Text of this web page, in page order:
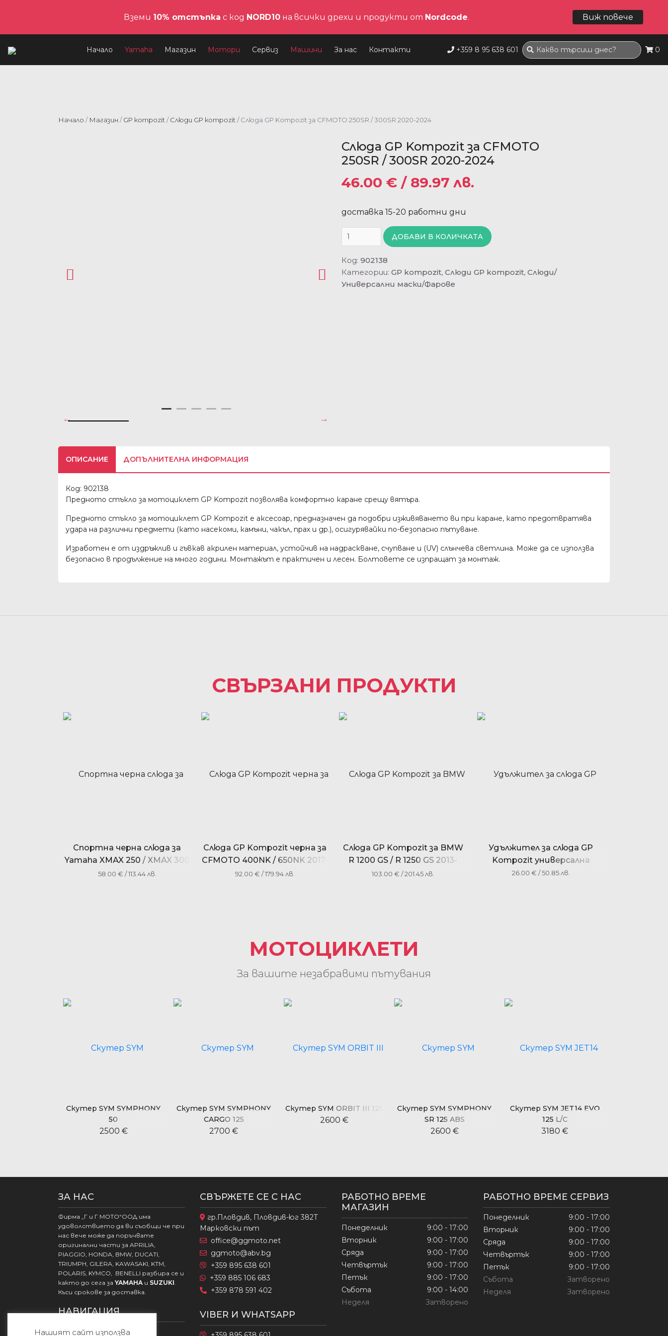
Начало Yamaha Магазин Мотори Сервиз Машини За нас Контакти +359 8 95 638 601 0
Начало / Магазин /GP kompozit /Слюди GP kompozit / Слюда GP Kompozit за CFMOTO 250SR / 300SR 2020-2024
Слюда GP Kompozit за CFMOTO
250SR / 300SR 2020-2024
46.00 € / 89.97 лв.
доставка 15-20 работни дни
ДОБАВИ В КОЛИЧКАТА
Код: 902138
Категории: GP kompozit, Слюди GP kompozit, Слюди/
Универсални маски/Фарове
ОПИСАНИЕ ДОПЪЛНИТЕЛНА ИНФОРМАЦИЯ
Код: 902138
Предното стъкло за мотоциклет GP Kompozit позволява комфортно каране срещу вятъра.
Предното стъкло за мотоциклет GP Kompozit е аксесоар, предназначен да подобри изживяването ви при каране, като предотвратява
удара на различни предмети (като насекоми, камъни, чакъл, прах и др.), осигурявайки по-безопасно пътуване.
Изработен е от издръжлив и гъвкав акрилен материал, устойчив на надраскване, счупване и (UV) слънчева светлина. Може да се използва
безопасно в продължение на много години. Монтажът е практичен и лесен. Болтовете се изпращат за монтаж.
СВЪРЗАНИ ПРОДУКТИ
Спортна черна слюда за
Yamaha XMAX 250 / XMAX 300
/ XMAX 400 2014-2017 35 см.
58.00 € / 113.44 лв.
Слюда GP Kompozit черна за
CFMOTO 400NK / 650NK 2017-
2020
92.00€ / 179.94 лв.
Слюда GP Kompozit за BMW
R 1200 GS / R 1250 GS 2013-
2023
103.00 € / 201.45 лв.
Удължител за слюда GP
Kompozit универсална
26.00 € / 50.85 лв.
МОТОЦИКЛЕТИ
За вашите незабравими пътувания
Скутер SYM SYMPHONY
50
2500 €
Скутер SYM SYMPHONY
CARGO 125
2700 €
Скутер SYM ORBIT III 125
2600 €
Скутер SYM SYMPHONY
SR 125 ABS
2600 €
Скутер SYM JET14 EVO
125 L/C
3180 €
ЗА НАС
Фирма „Г и Г МОТО“ООД има
удоволствието да ви съобщи че при
нас вече може да поръчвате
оригинални части за APRILIA,
PIAGGIO, HONDA, BMW, DUCATI,
TRIUMPH, GILERA, KAWASAKI, KTM,
POLARIS, KYMCO, BENELLI разбира се и
както до сега за YAMAHA и SUZUKI.
Къси срокове за доставка.
НАВИГАЦИЯ
Начало
СВЪРЖЕТЕ СЕ С НАС
гр.Пловдив, Пловдив-юг 382Т
Марковски път
office@ggmoto.net
ggmoto@abv.bg
+359 895 638 601
+359 885 106 683
+359 878 591 402
VIBER И WHATSAPP
РАБОТНО ВРЕМЕ
МАГАЗИН
Понеделник
9:00 - 17:00
Вторник
9:00 - 17:00
Сряда
9:00 - 17:00
Четвъртък
9:00 - 17:00
Петък
9:00 - 17:00
Събота
9:00 - 14:00
Неделя
Затворено
РАБОТНО ВРЕМЕ СЕРВИЗ
Понеделник
9:00 - 17:00
Вторник
9:00 - 17:00
Сряда
9:00 - 17:00
Четвъртък
9:00 - 17:00
Петък
9:00 - 17:00
Събота
Затворено
Неделя
Затворено
Нашият сайт използва
Вземи 10% отстъпка с код NORD10на всички дрехи и продукти от Nordcode. Виж повече